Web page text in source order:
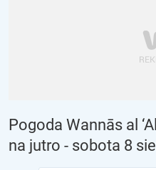
Pogoda Wannās al
na jutro - sobota 8